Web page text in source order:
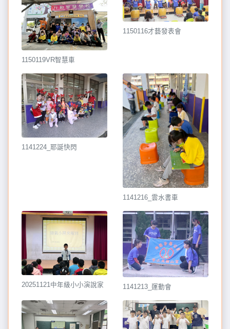
1150119VR智慧車
1150116才藝發表會
1141224_耶誕快閃
1141216_雲水書車
20251121中年級小小演說家 1141213_運動會